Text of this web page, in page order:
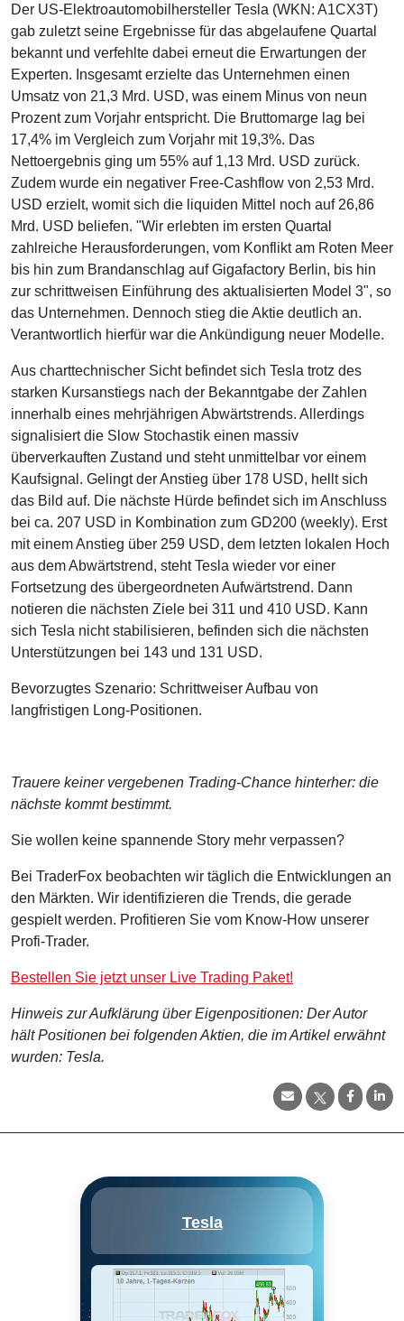
Der US-Elektroautomobilhersteller Tesla (WKN: A1CX3T)
gab zuletzt seine Ergebnisse für das abgelaufene Quartal
bekannt und verfehlte dabei erneut die Erwartungen der
Experten. Insgesamt erzielte das Unternehmen einen
Umsatz von 21,3 Mrd. USD, was einem Minus von neun
Prozent zum Vorjahr entspricht. Die Bruttomarge lag bei
17,4% im Vergleich zum Vorjahr mit 19,3%. Das
Nettoergebnis ging um 55% auf 1,13 Mrd. USD zurück.
Zudem wurde ein negativer Free-Cashflow von 2,53 Mrd.
USD erzielt, womit sich die liquiden Mittel noch auf 26,86
Mrd. USD beliefen. "Wir erlebten im ersten Quartal
zahlreiche Herausforderungen, vom Konflikt am Roten Meer
bis hin zum Brandanschlag auf Gigafactory Berlin, bis hin
zur schrittweisen Einführung des aktualisierten Model 3", so
das Unternehmen. Dennoch stieg die Aktie deutlich an.
Verantwortlich hierfür war die Ankündigung neuer Modelle.
Aus charttechnischer Sicht befindet sich Tesla trotz des
starken Kursanstiegs nach der Bekanntgabe der Zahlen
innerhalb eines mehrjährigen Abwärtstrends. Allerdings
signalisiert die Slow Stochastik einen massiv
überverkauften Zustand und steht unmittelbar vor einem
Kaufsignal. Gelingt der Anstieg über 178 USD, hellt sich
das Bild auf. Die nächste Hürde befindet sich im Anschluss
bei ca. 207 USD in Kombination zum GD200 (weekly). Erst
mit einem Anstieg über 259 USD, dem letzten lokalen Hoch
aus dem Abwärtstrend, steht Tesla wieder vor einer
Fortsetzung des übergeordneten Aufwärtstrend. Dann
notieren die nächsten Ziele bei 311 und 410 USD. Kann
sich Tesla nicht stabilisieren, befinden sich die nächsten
Unterstützungen bei 143 und 131 USD.
Bevorzugtes Szenario: Schrittweiser Aufbau von
langfristigen Long-Positionen.
Trauere keiner vergebenen Trading-Chance hinterher: die
nächste kommt bestimmt.
Sie wollen keine spannende Story mehr verpassen?
Bei TraderFox beobachten wir täglich die Entwicklungen an
den Märkten. Wir identifizieren die Trends, die gerade
gespielt werden. Profitieren Sie vom Know-How unserer
Profi-Trader.
Bestellen Sie jetzt unser Live Trading Paket!
Hinweis zur Aufklärung über Eigenpositionen: Der Autor
hält Positionen bei folgenden Aktien, die im Artikel erwähnt
wurden: Tesla.
Tesla
und hat seinen Sitz in Palo Alto,
integriertes, nachhaltiges
Energieunternehmen, das sich
ebenfalls zum Ziel gesetzt hat,
die Welt durch die Herstellung
von Elektrofahrzeugen auf